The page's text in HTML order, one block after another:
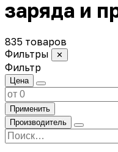
заряда и
835 товаров
Фильтры
✕
Фильтр
Цена
Применить
Производитель